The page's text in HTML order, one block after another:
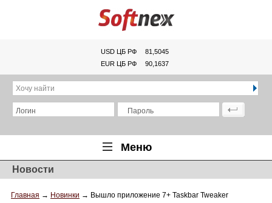
USD ЦБ РФ
81,5045
EUR ЦБ РФ
90,1637
Хочу найти
Логин Пароль
Меню
Главная
Обзоры
Новости
Главная → Новинки → Вышло приложение 7+ Taskbar Tweaker